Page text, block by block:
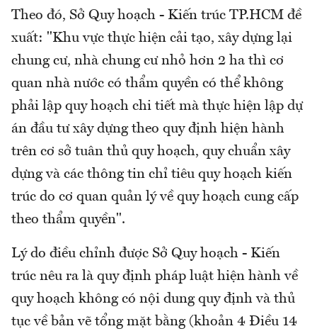
Theo đó, Sở Quy hoạch - Kiến trúc TP.HCM đề
xuất: "Khu vực thực hiện cải tạo, xây dựng lại
chung cư, nhà chung cư nhỏ hơn 2 ha thì cơ
quan nhà nước có thẩm quyền có thể không
phải lập quy hoạch chi tiết mà thực hiện lập dự
án đầu tư xây dựng theo quy định hiện hành
trên cơ sở tuân thủ quy hoạch, quy chuẩn xây
dựng và các thông tin chỉ tiêu quy hoạch kiến
trúc do cơ quan quản lý về quy hoạch cung cấp
theo thẩm quyền".
Lý do điều chỉnh được Sở Quy hoạch - Kiến
trúc nêu ra là quy định pháp luật hiện hành về
quy hoạch không có nội dung quy định và thủ
tục về bản vẽ tổng mặt bằng (khoản 4 Điều 14